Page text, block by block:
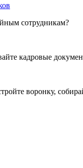
сотрудникам?
кадровые
воронку,